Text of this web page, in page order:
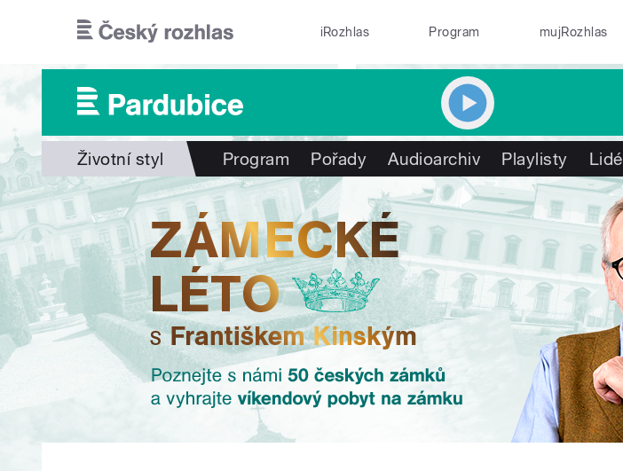
iRozhlas Program mujRozhlas
Životní styl Program Pořady Audioarchiv Playlisty Lidé